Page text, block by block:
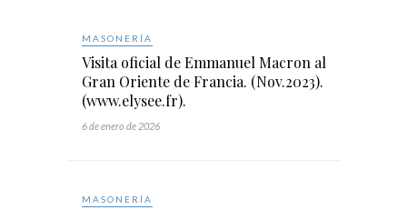
MASONERÍA
Visita oficial de Emmanuel Macron al
Gran Oriente de Francia. (Nov.2023).
(www.elysee.fr).
6 de enero de 2026
MASONERÍA